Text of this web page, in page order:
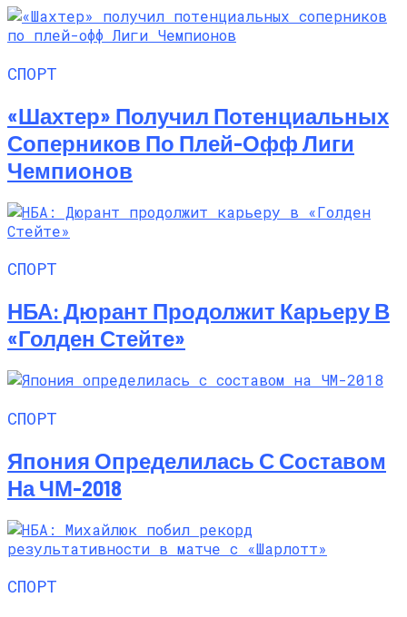
СПОРТ
«Шахтер» Получил Потенциальных
Соперников По Плей-Офф Лиги
Чемпионов
СПОРТ
НБА: Дюрант Продолжит Карьеру В
«Голден Стейте»
СПОРТ
Япония Определилась С Составом
На ЧМ-2018
СПОРТ